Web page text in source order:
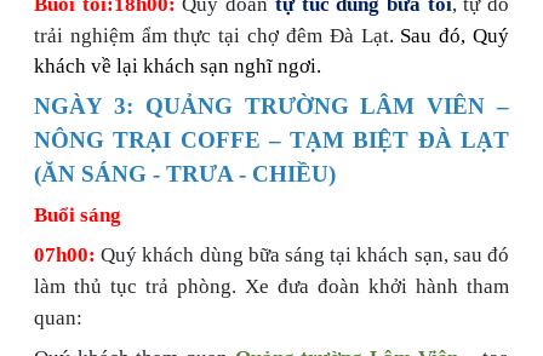
trải nghiệm ẩm thực tại chợ đêm Đà Lạt. Sau đó, Quý
khách về lại khách sạn nghĩ ngơi.
NGÀY 3: QUẢNG TRƯỜNG LÂM VIÊN –
NÔNG TRẠI COFFE – TẠM BIỆT ĐÀ LẠT
(ĂN SÁNG - TRƯA - CHIỀU)
Buổi sáng
07h00:Quý khách dùng bữa sáng tại khách sạn, sau đó
làm thủ tục trả phòng. Xe đưa đoàn khởi hành tham
quan: